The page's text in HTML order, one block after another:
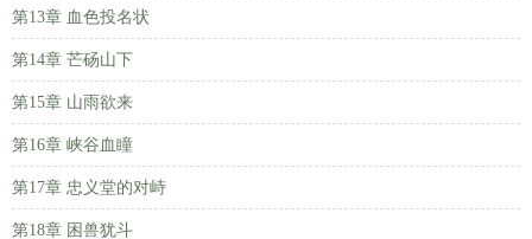
第13章 血色投名状
第14章 芒砀山下
第15章 山雨欲来
第16章 峡谷血瞳
第17章 忠义堂的对峙
第18章 困兽犹斗